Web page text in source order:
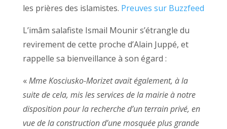
les prières des islamistes. Preuves sur Buzzfeed
L’imâm salafiste Ismail Mounir s’étrangle du
revirement de cette proche d’Alain Juppé, et
rappelle sa bienveillance à son égard :
«Mme Kosciusko-Morizet avait également, à la
suite de cela, mis les services de la mairie à notre
disposition pour la recherche d’un terrain privé, en
vue de la construction d’une mosquée plus grande